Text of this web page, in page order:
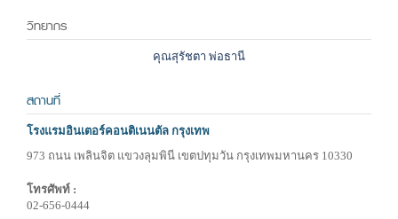
วิทยากร
คุณสุรัชตา พ่อธานี
สถานที่
โรงแรมอินเตอร์คอนติเนนตัล กรุงเทพ
973 ถนน เพลินจิต แขวงลุมพินี เขตปทุมวัน กรุงเทพมหานคร 10330
โทรศัพท์ :
02-656-0444